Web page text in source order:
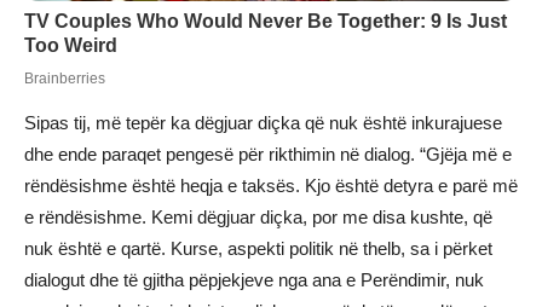
Sipas tij, më tepër ka dëgjuar diçka që nuk është inkurajuese
dhe ende paraqet pengesë për rikthimin në dialog. “Gjëja më e
rëndësishme është heqja e taksës. Kjo është detyra e parë më
e rëndësishme. Kemi dëgjuar diçka, por me disa kushte, që
nuk është e qartë. Kurse, aspekti politik në thelb, sa i përket
dialogut dhe të gjitha pëpjekjeve nga ana e Perëndimir, nuk